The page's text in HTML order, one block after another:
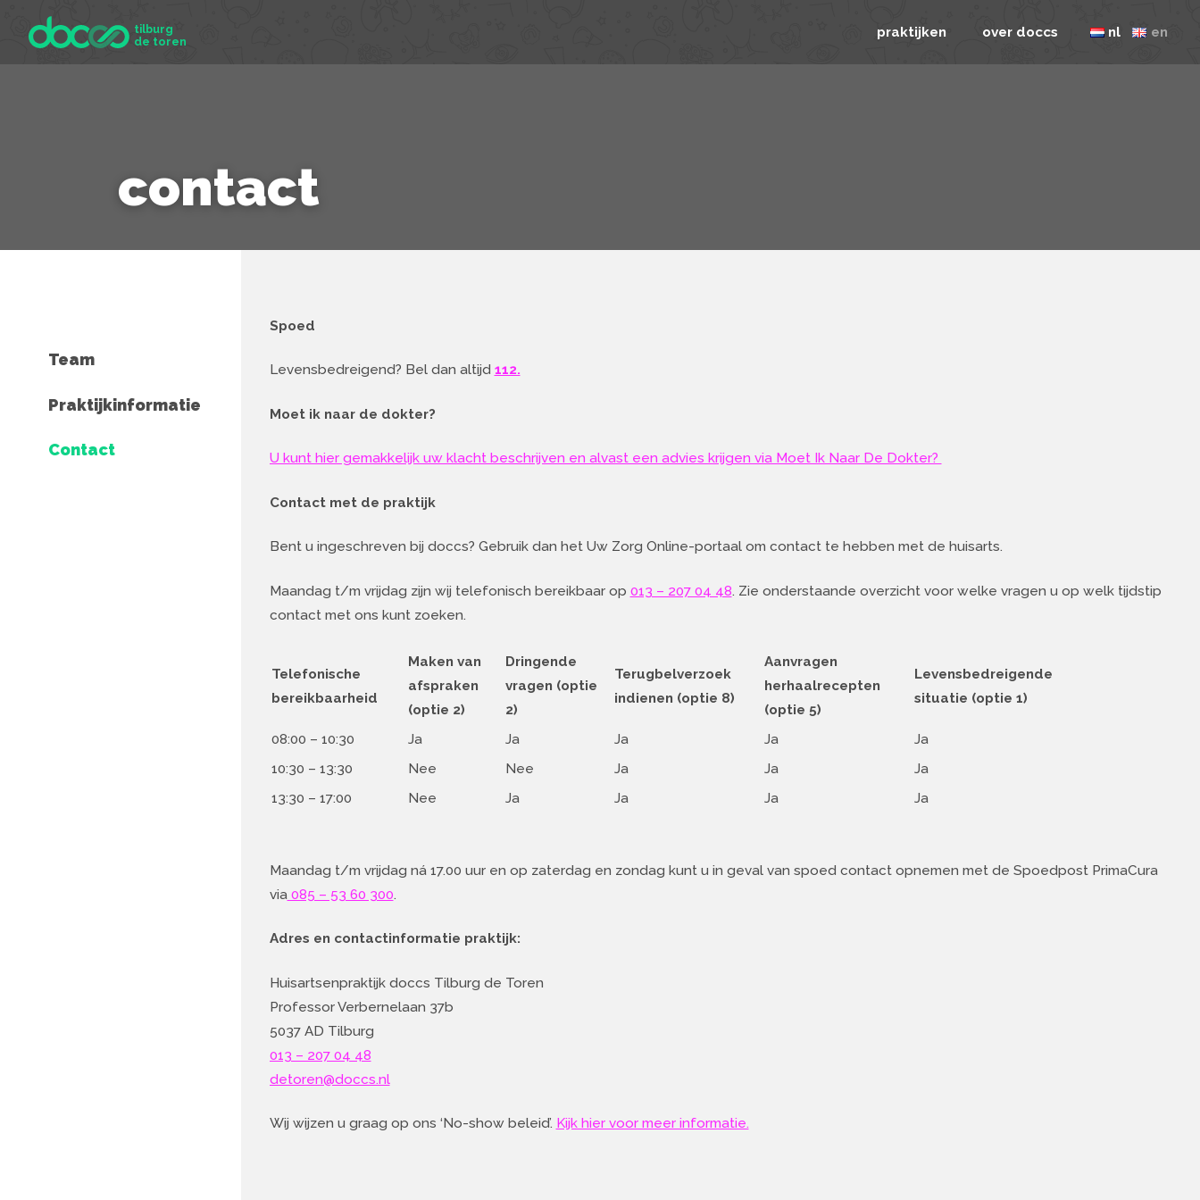
tilburg
de toren
praktijken over doccs nl en
contact
Team
Praktijkinformatie
Contact
Spoed
Levensbedreigend? Bel dan altijd 112.
Moet ik naar de dokter?
U kunt hier gemakkelijk uw klacht beschrijven en alvast een advies krijgen via Moet Ik Naar De Dokter?
Contact met de praktijk
Bent u ingeschreven bij doccs? Gebruik dan het Uw Zorg Online-portaal om contact te hebben met de huisarts.
Maandag t/m vrijdag zijn wij telefonisch bereikbaar op 013 – 207 04 48. Zie onderstaande overzicht voor welke vragen u op welk tijdstip
contact met ons kunt zoeken.
Telefonische
bereikbaarheid
Maken van
afspraken
(optie 2)
Dringende
vragen (optie
2)
Terugbelverzoek
indienen (optie 8)
Aanvragen
herhaalrecepten
(optie 5)
Levensbedreigende
situatie (optie 1)
08:00 – 10:30 Ja Ja Ja Ja
Ja
10:30 – 13:30
Nee Nee Ja Ja
Ja
13:30 – 17:00
Nee Ja Ja Ja Ja
Maandag t/m vrijdag ná 17.00 uur en op zaterdag en zondag kunt u in geval van spoed contact opnemen met de Spoedpost PrimaCura
via085 – 53 60 300.
Adres en contactinformatie praktijk:
Huisartsenpraktijk doccs Tilburg de Toren
Professor Verbernelaan 37b
5037 AD Tilburg
013 – 207 04 48
detoren@doccs.nl
Wij wijzen u graag op ons ‘No-show beleid’. Kijk hier voor meer informatie.